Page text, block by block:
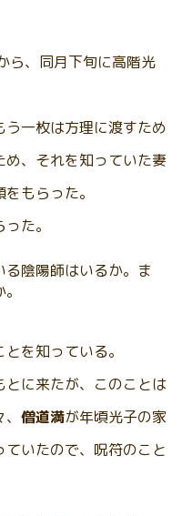
ら、同月下旬に高階光
一枚は方理に渡すため
、それを知っていた妻
もらった。
た。
陰陽師はいるか。ま
を知っている。
に来たが、このことは
僧道満が年頃光子の家
いたので、呪符のこと